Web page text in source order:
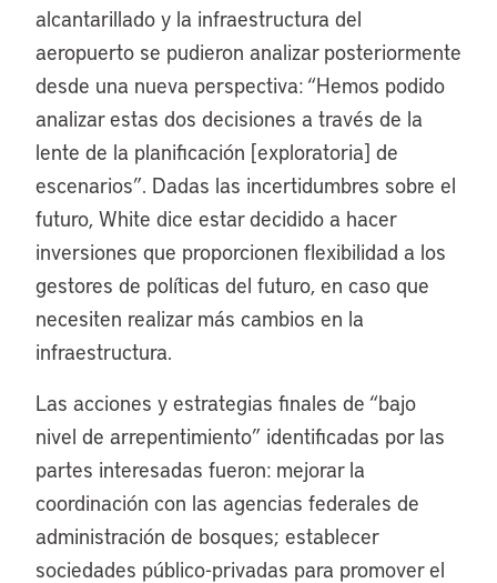
alcantarillado y la infraestructura del
aeropuerto se pudieron analizar posteriormente
desde una nueva perspectiva: “Hemos podido
analizar estas dos decisiones a través de la
lente de la planificación [exploratoria] de
escenarios”. Dadas las incertidumbres sobre el
futuro, White dice estar decidido a hacer
inversiones que proporcionen flexibilidad a los
gestores de políticas del futuro, en caso que
necesiten realizar más cambios en la
infraestructura.
Las acciones y estrategias finales de “bajo
nivel de arrepentimiento” identificadas por las
partes interesadas fueron: mejorar la
coordinación con las agencias federales de
administración de bosques; establecer
sociedades público-privadas para promover el